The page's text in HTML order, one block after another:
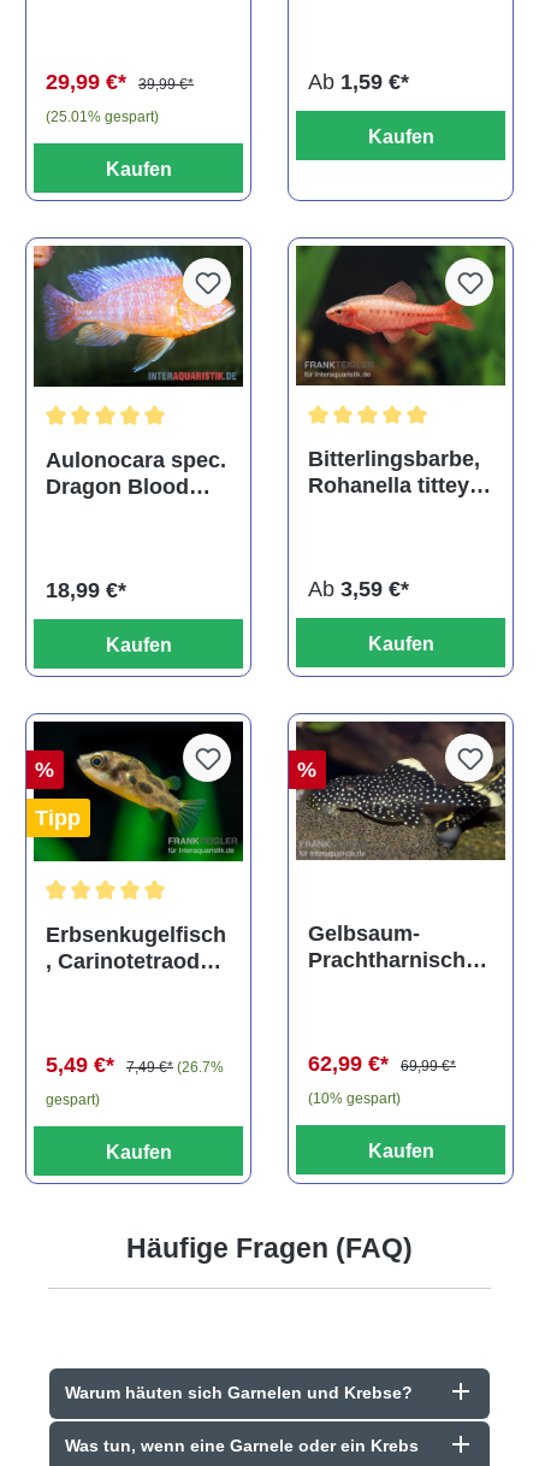
29,99 €*
39,99 €*
(25.01% gespart)
Kaufen
Ab 1,59 €*
Kaufen
Durchschnittliche Bewertung von 5 von 5 Sternen
Aulonocara spec.
Dragon Blood
18,99 €*
Kaufen
Bitterlingsbarbe,
Rohanella titteya,
Ab 3,59 €*
Kaufen
%
Tipp
Durchschnittliche Bewertung von 5 von 5 Sternen
Erbsenkugelfisch
, Carinotetraodon
5,49 €* 7,49 €* (26.7%
gespart)
Kaufen
%
Gelbsaum-
Prachtharnischw
62,99 €*
69,99 €*
(10% gespart)
Kaufen
Häufige Fragen (FAQ)
Warum häuten sich Garnelen und Krebse?
Was tun, wenn eine Garnele oder ein Krebs